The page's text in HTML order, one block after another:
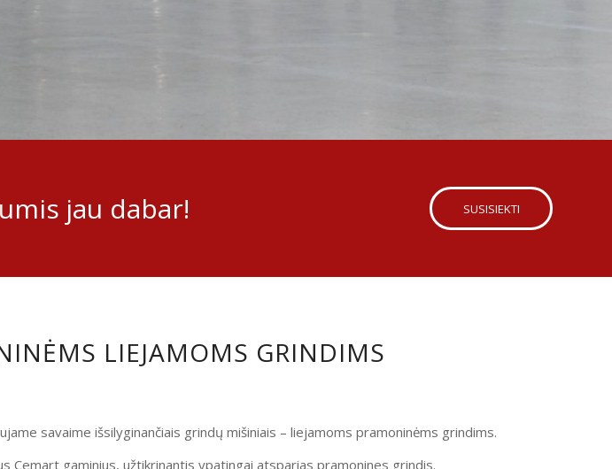
jau dabar! SUSISIEKTI
LIEJAMOMS GRINDIMS
savaime išsilyginančiais grindų mišiniais – liejamoms pramoninėms grindims.
gaminius, užtikrinantis ypatingai atsparias pramonines grindis.